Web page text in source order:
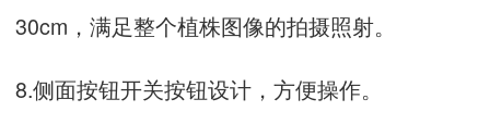
30cm，满足整个植株图像的拍摄照射。
8.侧面按钮开关按钮设计，方便操作。